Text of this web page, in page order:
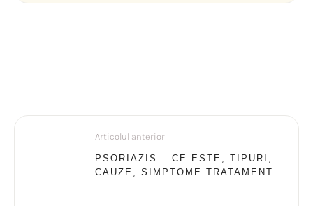
Articolul anterior
PSORIAZIS – CE ESTE, TIPURI,
CAUZE, SIMPTOME TRATAMENT.